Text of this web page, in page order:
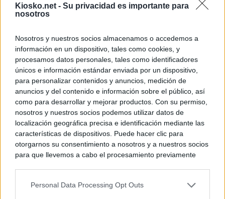
Kiosko.net - Su privacidad es importante para
nosotros
Nosotros y nuestros socios almacenamos o accedemos a
información en un dispositivo, tales como cookies, y
procesamos datos personales, tales como identificadores
únicos e información estándar enviada por un dispositivo,
para personalizar contenidos y anuncios, medición de
anuncios y del contenido e información sobre el público, así
como para desarrollar y mejorar productos. Con su permiso,
nosotros y nuestros socios podemos utilizar datos de
localización geográfica precisa e identificación mediante las
características de dispositivos. Puede hacer clic para
otorgarnos su consentimiento a nosotros y a nuestros socios
para que llevemos a cabo el procesamiento previamente
negar su consentimiento. Tenga en cuenta que algún
Personal Data Processing Opt Outs